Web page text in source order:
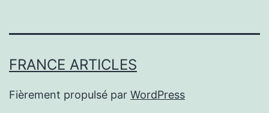
FRANCE ARTICLES
Fièrement propulsé par WordPress